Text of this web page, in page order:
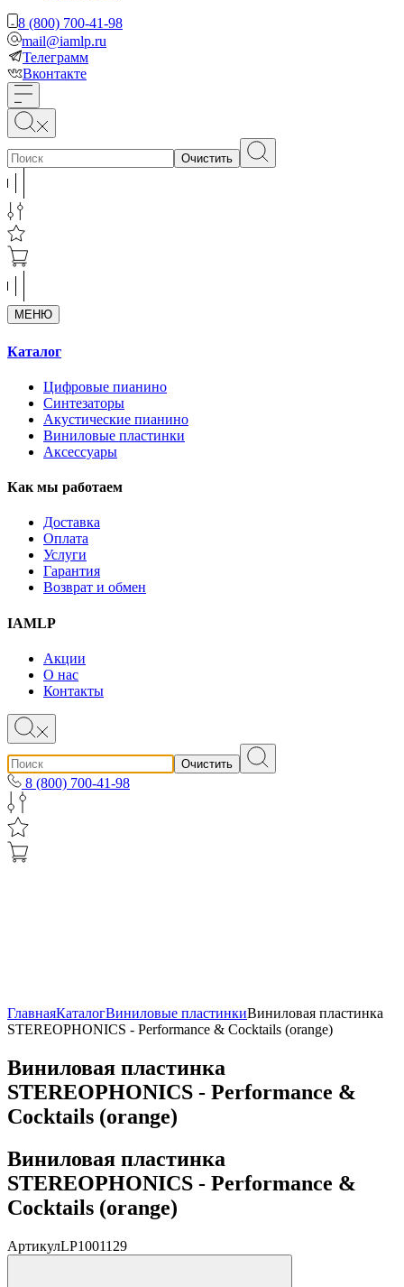
8 (800) 700-41-98
mail@iamlp.ru
Телеграмм
Вконтакте
Очистить
МЕНЮ
Каталог
Цифровые пианино
Синтезаторы
Акустические пианино
Виниловые пластинки
Аксессуары
Как мы работаем
Доставка
Оплата
Услуги
Гарантия
Возврат и обмен
IAMLP
Акции
О нас
Контакты
Очистить
8 (800) 700-41-98
ГлавнаяКаталогВиниловые пластинкиВиниловая пластинка
STEREOPHONICS - Performance & Cocktails (orange)
Виниловая пластинка
STEREOPHONICS - Performance &
Cocktails (orange)
Виниловая пластинка
STEREOPHONICS - Performance &
Cocktails (orange)
АртикулLP1001129